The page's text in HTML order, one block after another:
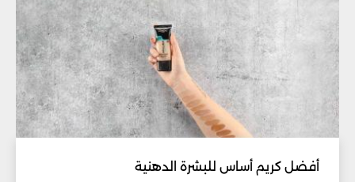
أفضل كريم أساس للبشرة الدهنية